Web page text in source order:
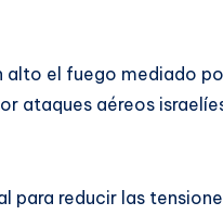
alto el fuego mediado
ataques aéreos
para reducir las